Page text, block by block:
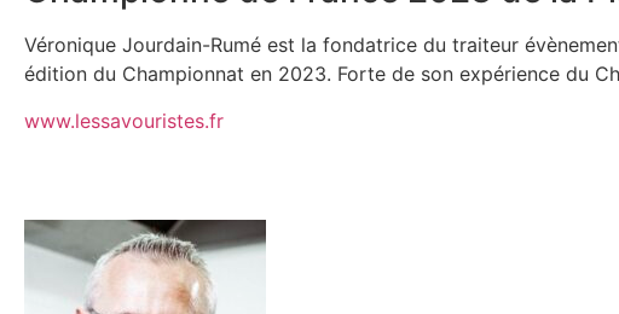
Véronique Jourdain-Rumé est la fondatrice du traiteur
édition du Championnat en 2023. Forte de son expérience du
www.lessavouristes.fr